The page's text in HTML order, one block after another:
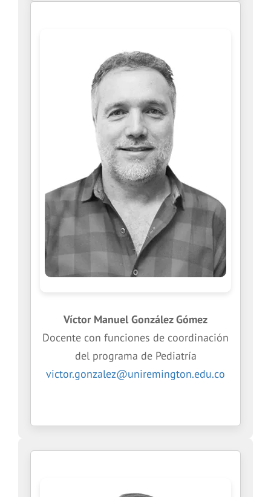
Víctor Manuel González Gómez
Docente con funciones de coordinación
del programa de Pediatría
victor.gonzalez@uniremington.edu.co